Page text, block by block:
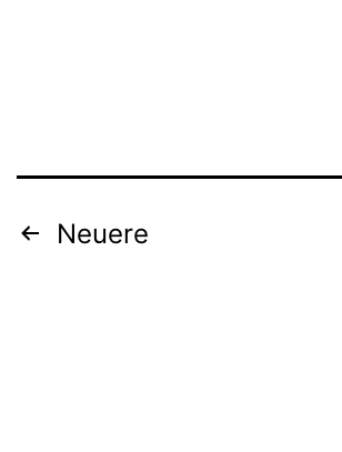
Beitragsnavigation
Neuere